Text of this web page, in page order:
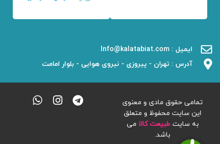
ایمیل : Info@kalatabiat.com
آدرس : تهران - پیروزی - نیروی هوایی - بلوار امامت
تمامی حقوق مادی و معنوی
این سایت محفوظ و متعلق
به سایتطبیعت کالا می
باشد.